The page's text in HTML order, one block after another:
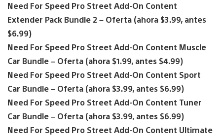
Need For Speed Pro Street Add-On Content
Extender Pack Bundle 2 – Oferta (ahora $3.99, antes
$6.99)
Need For Speed Pro Street Add-On Content Muscle
Car Bundle – Oferta (ahora $1.99, antes $4.99)
Need For Speed Pro Street Add-On Content Sport
Car Bundle – Oferta (ahora $3.99, antes $6.99)
Need For Speed Pro Street Add-On Content Tuner
Car Bundle – Oferta (ahora $3.99, antes $6.99)
Need For Speed Pro Street Add-On Content Ultimate